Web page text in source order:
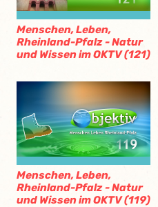
Menschen, Leben,
Rheinland-Pfalz - Natur
und Wissen im OKTV (121)
Menschen, Leben,
Rheinland-Pfalz - Natur
und Wissen im OKTV (119)